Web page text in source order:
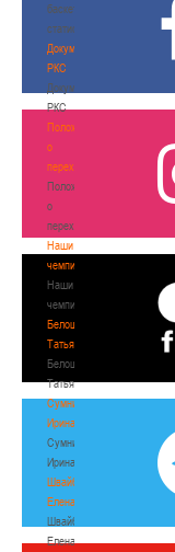
баскетбольной
статистике
Документы
РКС
Документы
РКС
Положение
о
переходах
Положение
о
переходах
Наши
чемпионы
Наши
чемпионы
Белошапко
Татьяна
Белошапко
Татьяна
Сумникова
Ирина
Сумникова
Ирина
Швайбович
Елена
Швайбович
Елена